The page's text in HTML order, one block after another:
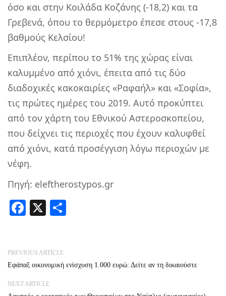
όσο και στην Κοιλάδα Κοζάνης (-18,2) και τα
Γρεβενά, όπου το θερμόμετρο έπεσε στους -17,8
βαθμούς Κελσίου!
Επιπλέον, περίπου το 51% της χώρας είναι
καλυμμένο από χιόνι, έπειτα από τις δύο
διαδοχικές κακοκαιρίες «Ραφαήλ» και «Σοφία»,
τις πρώτες ημέρες του 2019. Αυτό προκύπτει
από τον χάρτη του Εθνικού Αστεροσκοπείου,
που δείχνει τις περιοχές που έχουν καλυφθεί
από χιόνι, κατά προσέγγιση λόγω περιοχών με
νέφη.
Πηγή: eleftherostypos.gr
Facebook
X
PREVIOUS ARTICLE
Εφάπαξ οικονομική ενίσχυση 1.000 ευρώ: Δείτε αν τη δικαιούστε
NEXT ARTICLE